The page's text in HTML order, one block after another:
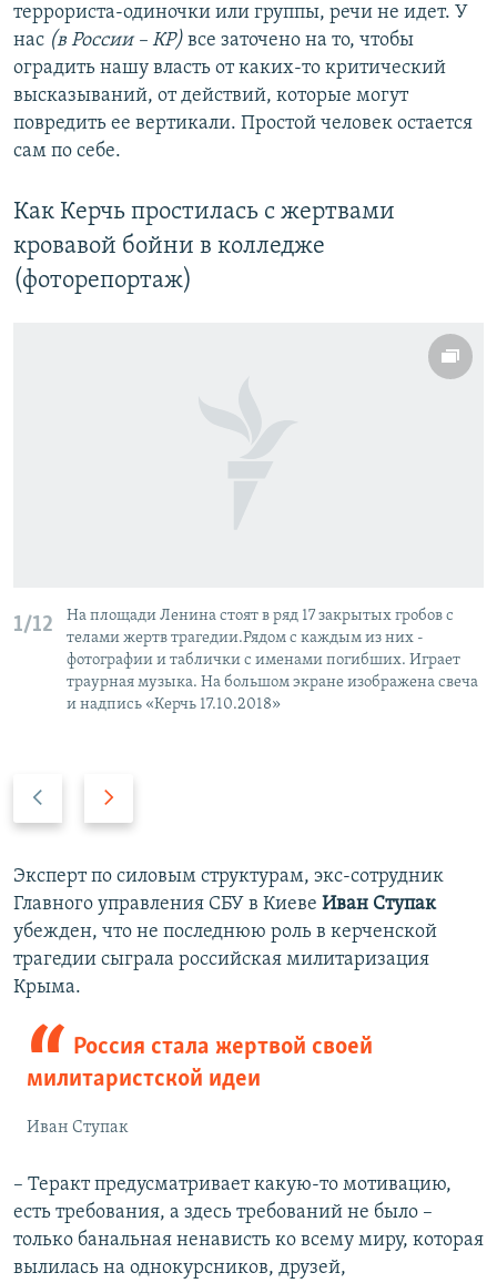
террориста-одиночки или группы, речи не идет. У
нас (в России – КР) все заточено на то, чтобы
оградить нашу власть от каких-то критический
высказываний, от действий, которые могут
повредить ее вертикали. Простой человек остается
сам по себе.
Как Керчь простилась с жертвами
кровавой бойни в колледже
(фоторепортаж)
1/12
На площади Ленина стоят в ряд 17 закрытых гробов с
телами жертв трагедии.Рядом с каждым из них -
фотографии и таблички с именами погибших. Играет
траурная музыка. На большом экране изображена свеча
и надпись «Керчь 17.10.2018»
д
ы
д
у
щ
д
у
ю
щ
с
а
й
Эксперт по силовым структурам, экс-сотрудник
Главного управления СБУ в Киеве Иван Ступак
убежден, что не последнюю роль в керченской
трагедии сыграла российская милитаризация
Крыма.
Россия стала жертвой своей
милитаристской идеи
Иван Ступак
– Теракт предусматривает какую-то мотивацию,
есть требования, а здесь требований не было –
только банальная ненависть ко всему миру, которая
вылилась на однокурсников, друзей,